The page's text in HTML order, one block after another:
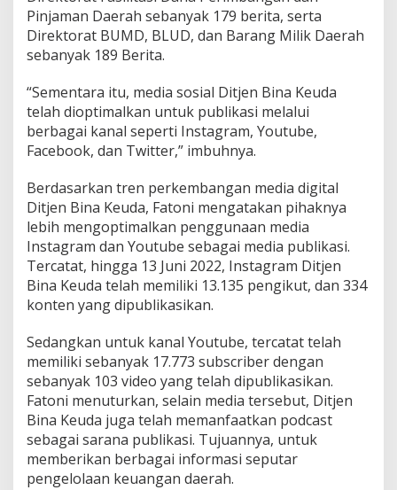
Pinjaman Daerah sebanyak 179 berita, serta
Direktorat BUMD, BLUD, dan Barang Milik Daerah
sebanyak 189 Berita.
“Sementara itu, media sosial Ditjen Bina Keuda
telah dioptimalkan untuk publikasi melalui
berbagai kanal seperti Instagram, Youtube,
Facebook, dan Twitter,” imbuhnya.
Berdasarkan tren perkembangan media digital
Ditjen Bina Keuda, Fatoni mengatakan pihaknya
lebih mengoptimalkan penggunaan media
Instagram dan Youtube sebagai media publikasi.
Tercatat, hingga 13 Juni 2022, Instagram Ditjen
Bina Keuda telah memiliki 13.135 pengikut, dan 334
konten yang dipublikasikan.
Sedangkan untuk kanal Youtube, tercatat telah
memiliki sebanyak 17.773 subscriber dengan
sebanyak 103 video yang telah dipublikasikan.
Fatoni menuturkan, selain media tersebut, Ditjen
Bina Keuda juga telah memanfaatkan podcast
sebagai sarana publikasi. Tujuannya, untuk
memberikan berbagai informasi seputar
pengelolaan keuangan daerah.